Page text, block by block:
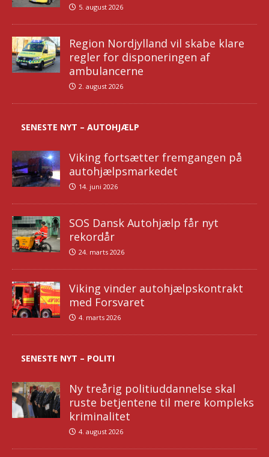
5. august 2026
Region Nordjylland vil skabe klare
regler for disponeringen af
ambulancerne
2. august 2026
SENESTE NYT – AUTOHJÆLP
Viking fortsætter fremgangen på
autohjælpsmarkedet
14. juni 2026
SOS Dansk Autohjælp får nyt
rekordår
24. marts 2026
Viking vinder autohjælpskontrakt
med Forsvaret
4. marts 2026
SENESTE NYT – POLITI
Ny treårig politiuddannelse skal
ruste betjentene til mere kompleks
kriminalitet
4. august 2026